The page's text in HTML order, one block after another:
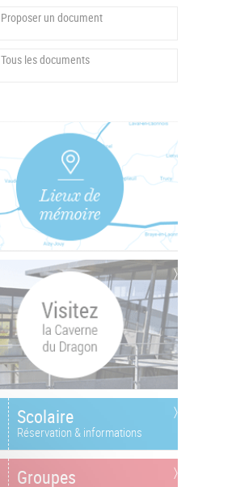
Proposer un document
Tous les documents
Scolaire
Réservation & informations
Groupes